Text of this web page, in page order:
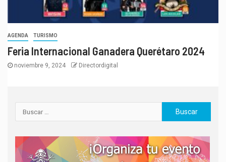
AGENDA TURISMO
Feria Internacional Ganadera Querétaro 2024
noviembre 9, 2024 Directordigital